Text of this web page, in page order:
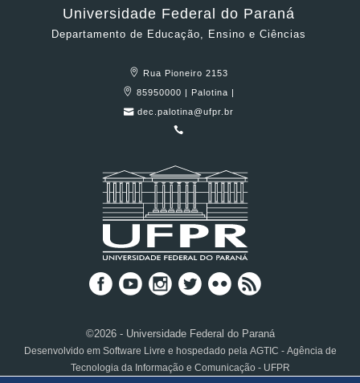
Universidade Federal do Paraná
Departamento de Educação, Ensino e Ciências
Rua Pioneiro 2153
85950000 | Palotina |
dec.palotina@ufpr.br
©2026 - Universidade Federal do Paraná
Desenvolvido em Software Livre e hospedado pela AGTIC - Agência de
Tecnologia da Informação e Comunicação - UFPR